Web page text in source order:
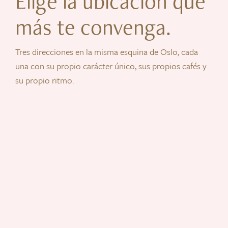
más te convenga.
Tres direcciones en la misma esquina de Oslo, cada
una con su propio carácter único, sus propios cafés y
su propio ritmo.